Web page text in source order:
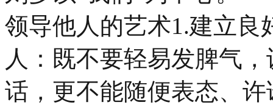
领导他人的艺术1.建立良
人：既不要轻易发脾气
话，更不能随便表态、